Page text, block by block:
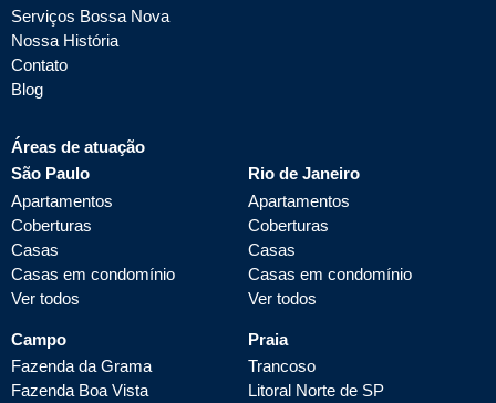
Serviços Bossa Nova
Nossa História
Contato
Blog
Áreas de atuação
São Paulo
Apartamentos
Coberturas
Casas
Casas em condomínio
Ver todos
Rio de Janeiro
Apartamentos
Coberturas
Casas
Casas em condomínio
Ver todos
Campo
Fazenda da Grama
Fazenda Boa Vista
Praia
Trancoso
Litoral Norte de SP